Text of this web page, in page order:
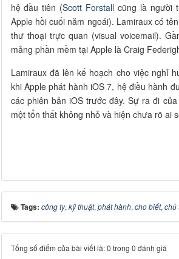
hệ đầu tiên (Scott Forstall cũng là người
Apple hồi cuối năm ngoái). Lamiraux có
thư thoại trực quan (visual voicemail).
mảng phần mềm tại Apple là Craig
Lamiraux đã lên kế hoạch cho việc nghỉ
khi Apple phát hành iOS 7, hệ điều hành
các phiên bản iOS trước đây. Sự ra đi
một tổn thất không nhỏ và hiện chưa rõ ai
Tags: công ty, kỹ thuật, phát hành, cho biết, chủ
Tổng số điểm của bài viết là: 0 trong 0 đánh giá